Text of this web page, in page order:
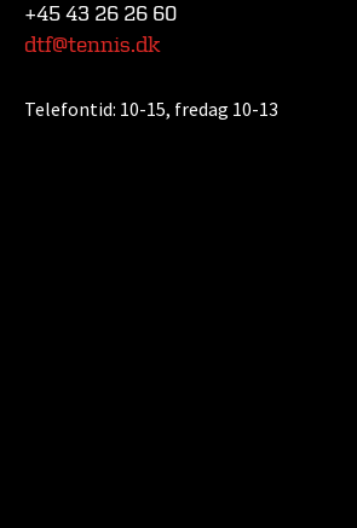
+45 43 26 26 60
dtf@tennis.dk
Telefontid: 10-15, fredag 10-13